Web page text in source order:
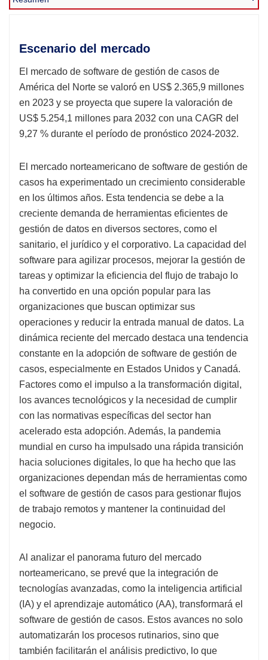
Escenario del mercado
El mercado de software de gestión de casos de
América del Norte se valoró en US$ 2.365,9 millones
en 2023 y se proyecta que supere la valoración de
US$ 5.254,1 millones para 2032 con una CAGR del
9,27 % durante el período de pronóstico 2024-2032.
El mercado norteamericano de software de gestión de
casos ha experimentado un crecimiento considerable
en los últimos años. Esta tendencia se debe a la
creciente demanda de herramientas eficientes de
gestión de datos en diversos sectores, como el
sanitario, el jurídico y el corporativo. La capacidad del
software para agilizar procesos, mejorar la gestión de
tareas y optimizar la eficiencia del flujo de trabajo lo
ha convertido en una opción popular para las
organizaciones que buscan optimizar sus
operaciones y reducir la entrada manual de datos. La
dinámica reciente del mercado destaca una tendencia
constante en la adopción de software de gestión de
casos, especialmente en Estados Unidos y Canadá.
Factores como el impulso a la transformación digital,
los avances tecnológicos y la necesidad de cumplir
con las normativas específicas del sector han
acelerado esta adopción. Además, la pandemia
mundial en curso ha impulsado una rápida transición
hacia soluciones digitales, lo que ha hecho que las
organizaciones dependan más de herramientas como
el software de gestión de casos para gestionar flujos
de trabajo remotos y mantener la continuidad del
negocio.
Al analizar el panorama futuro del mercado
norteamericano, se prevé que la integración de
tecnologías avanzadas, como la inteligencia artificial
(IA) y el aprendizaje automático (AA), transformará el
software de gestión de casos. Estos avances no solo
automatizarán los procesos rutinarios, sino que
también facilitarán el análisis predictivo, lo que